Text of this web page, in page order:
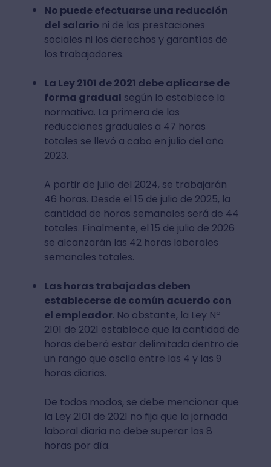
No puede efectuarse una reducción
del salario ni de las prestaciones
sociales ni los derechos y garantías de
los trabajadores.
La Ley 2101 de 2021 debe aplicarse de
forma gradual según lo establece la
normativa. La primera de las
reducciones graduales a 47 horas
totales se llevó a cabo en julio del año
2023.
A partir de julio del 2024, se trabajarán
46 horas. Desde el 15 de julio de 2025, la
cantidad de horas semanales será de 44
totales. Finalmente, el 15 de julio de 2026
se alcanzarán las 42 horas laborales
semanales totales.
Las horas trabajadas deben
establecerse de común acuerdo con
el empleador. No obstante, la Ley Nº
2101 de 2021 establece que la cantidad de
horas deberá estar delimitada dentro de
un rango que oscila entre las 4 y las 9
horas diarias.
De todos modos, se debe mencionar que
la Ley 2101 de 2021 no fija que la jornada
laboral diaria no debe superar las 8
horas por día.